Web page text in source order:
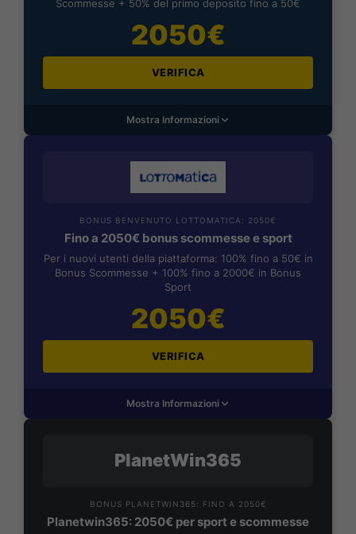
Scommesse + 50% del primo deposito fino a 50€
2050€
VERIFICA
Mostra Informazioni
BONUS BENVENUTO LOTTOMATICA: 2050€
Fino a 2050€ bonus scommesse e sport
Per i nuovi utenti della piattaforma: 100% fino a 50€ in
Bonus Scommesse + 100% fino a 2000€ in Bonus
Sport
2050€
VERIFICA
Mostra Informazioni
PlanetWin365
BONUS PLANETWIN365: FINO A 2050€
Planetwin365: 2050€ per sport e scommesse